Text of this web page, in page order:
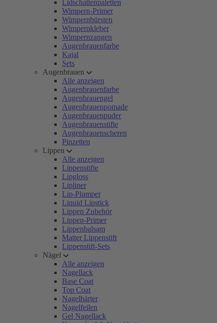
Lidschattenpaletten
Wimpern-Primer
Wimpernbürsten
Wimpernkleber
Wimpernzangen
Augenbrauenfarbe
Kajal
Sets
Augenbrauen
Alle anzeigen
Augenbrauenfarbe
Augenbrauengel
Augenbrauenpomade
Augenbrauenpuder
Augenbrauenstifte
Augenbrauenscheren
Pinzetten
Lippen
Alle anzeigen
Lippenstifte
Lipgloss
Lipliner
Lip-Plumper
Liquid Lipstick
Lippen Zubehör
Lippen-Primer
Lippenbalsam
Matter Lippenstift
Lippenstift-Sets
Nägel
Alle anzeigen
Nagellack
Base Coat
Top Coat
Nagelhärter
Nagelfeilen
Gel Nagellack